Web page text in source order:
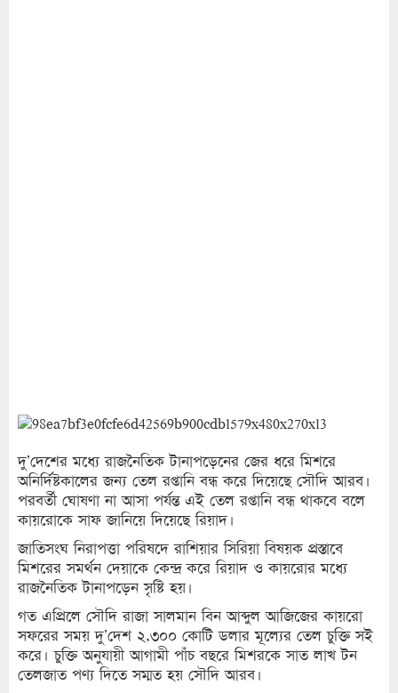
দু’দেশের মধ্যে রাজনৈতিক টানাপড়েনের জের ধরে মিশরে
অনির্দিষ্টকালের জন্য তেল রপ্তানি বন্ধ করে দিয়েছে সৌদি আরব।
পরবর্তী ঘোষণা না আসা পর্যন্ত এই তেল রপ্তানি বন্ধ থাকবে বলে
কায়রোকে সাফ জানিয়ে দিয়েছে রিয়াদ।
জাতিসংঘ নিরাপত্তা পরিষদে রাশিয়ার সিরিয়া বিষয়ক প্রস্তাবে
মিশরের সমর্থন দেয়াকে কেন্দ্র করে রিয়াদ ও কায়রোর মধ্যে
রাজনৈতিক টানাপড়েন সৃষ্টি হয়।
গত এপ্রিলে সৌদি রাজা সালমান বিন আব্দুল আজিজের কায়রো
সফরের সময় দু’দেশ ২,৩০০ কোটি ডলার মূল্যের তেল চুক্তি সই
করে। চুক্তি অনুযায়ী আগামী পাঁচ বছরে মিশরকে সাত লাখ টন
তেলজাত পণ্য দিতে সম্মত হয় সৌদি আরব।